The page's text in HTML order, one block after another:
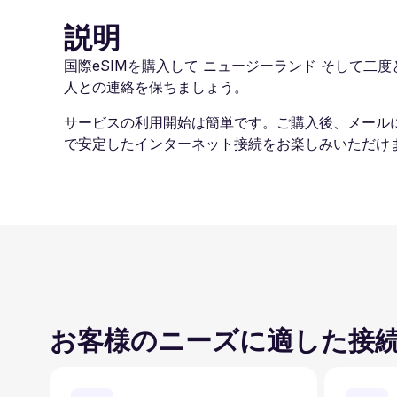
説明
国際eSIMを購入して ニュージーランド そして二
人との連絡を保ちましょう。
サービスの利用開始は簡単です。ご購入後、メー
で安定したインターネット接続をお楽しみいただ
お客様のニーズに適した接